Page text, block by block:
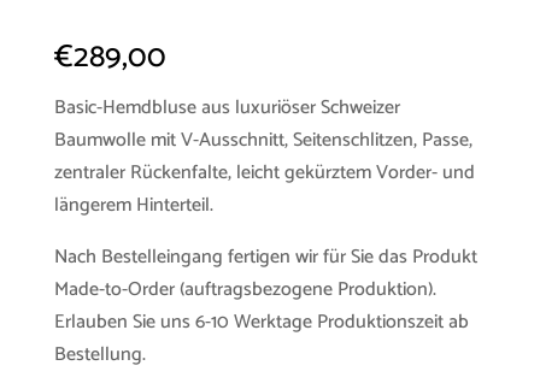
€289,00
Basic-Hemdbluse aus luxuriöser Schweizer
Baumwolle mit V-Ausschnitt, Seitenschlitzen, Passe,
zentraler Rückenfalte, leicht gekürztem Vorder- und
längerem Hinterteil.
Nach Bestelleingang fertigen wir für Sie das Produkt
Made-to-Order (auftragsbezogene Produktion).
Erlauben Sie uns 6-10 Werktage Produktionszeit ab
Bestellung.